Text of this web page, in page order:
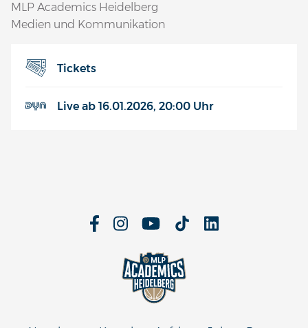
MLP Academics Heidelberg
Medien und Kommunikation
Tickets
Live ab 16.01.2026, 20:00 Uhr